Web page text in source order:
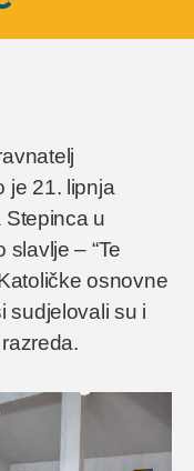
je 21. lipnja
Stepinca u
– “Te
osnovne
sudjelovali su i